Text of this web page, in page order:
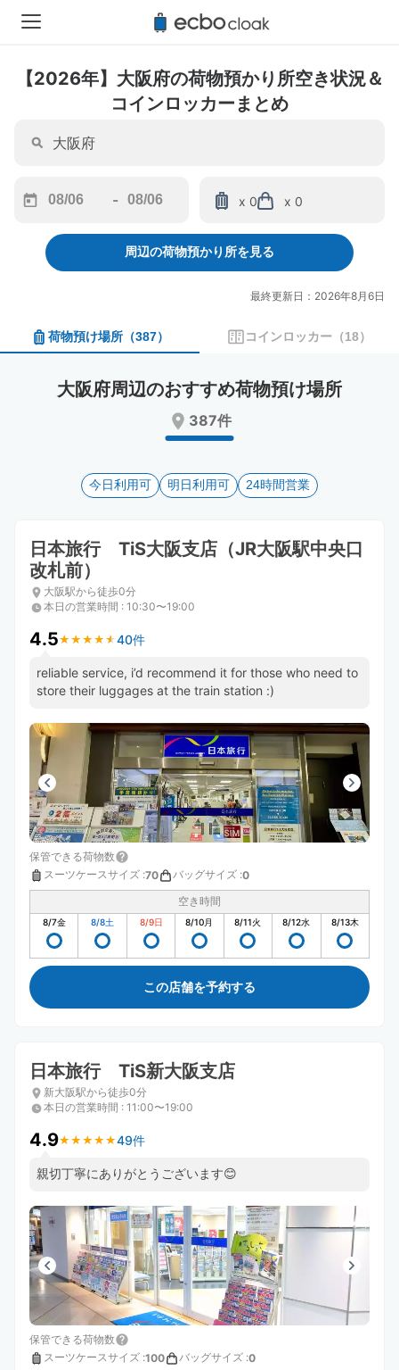
【2026年】大阪府の荷物預かり所空き状況＆
コインロッカーまとめ
forward
interact
calendar
and
date.
the
keyboard
shortcuts
for
changing
dates.
-
backward
to
interact
and
a
date.
mark
key
the
keyboard
for
changing
x 0 x 0
周辺の荷物預かり所を見る
最終更新日：2026年8月6日
荷物預け場所 （387） コインロッカー （18）
大阪府周辺のおすすめ荷物預け場所
387件
今日利用可 明日利用可 24時間営業
日本旅行 TiS大阪支店（JR大阪駅中央口
改札前）
大阪駅から徒歩0分
本日の営業時間 : 10:30〜19:00
4.5★ ★ ★ ★ ★
★ ★ ★ ★ ★ 40件
reliable service, i’d recommend it for those who need to
store their luggages at the train station :)
保管できる荷物数
スーツケースサイズ :70 バッグサイズ :0
空き時間
8/7金 8/8土 8/9日 8/10月 8/11火 8/12水 8/13木
この店舗を予約する
日本旅行 TiS新大阪支店
新大阪駅から徒歩0分
本日の営業時間 : 11:00〜19:00
4.9★ ★ ★ ★ ★
★ ★ ★ ★ ★49件
親切丁寧にありがとうございます😊
保管できる荷物数
スーツケースサイズ :100 バッグサイズ :0